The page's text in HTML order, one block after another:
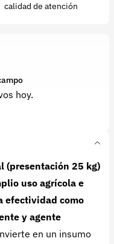
calidad de atención
hoy.
(presentación 25 kg)
uso agrícola e
efectividad como
y agente
en un insumo